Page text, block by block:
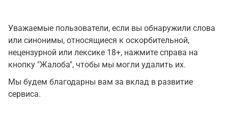
Уважаемые пользователи, если вы обнаружили слова
или синонимы, относящиеся к оскорбительной,
нецензурной или лексике 18+, нажмите справа на
кнопку "Жалоба", чтобы мы могли удалить их.
Мы будем благодарны вам за вклад в развитие
сервиса.